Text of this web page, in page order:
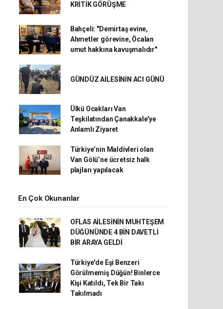
KRİTİK GÖRÜŞME
Bahçeli: "Demirtaş evine,
Ahmetler görevine, Öcalan
umut hakkına kavuşmalıdır"
GÜNDÜZ AİLESİNİN ACI GÜNÜ
Ülkü Ocakları Van
Teşkilatından Çanakkale'ye
Anlamlı Ziyaret
Türkiye’nin Maldivleri olan
Van Gölü’ne ücretsiz halk
plajları yapılacak
En Çok Okunanlar
OFLAS AİLESİNİN MUHTEŞEM
DÜĞÜNÜNDE 4 BİN DAVETLİ
BİR ARAYA GELDİ
Türkiye'de Eşi Benzeri
Görülmemiş Düğün! Binlerce
Kişi Katıldı, Tek Bir Takı
Takılmadı